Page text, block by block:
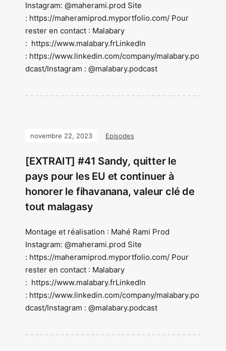
Instagram: @maherami.prod Site
: https://maheramiprod.myportfolio.com/ Pour
rester en contact : Malabary
: https://www.malabary.frLinkedIn
: https://www.linkedin.com/company/malabary.po
dcast/Instagram : @malabary.podcast
novembre 22, 2023 Episodes
[EXTRAIT] #41 Sandy, quitter le
pays pour les EU et continuer à
honorer le fihavanana, valeur clé de
tout malagasy
Montage et réalisation : Mahé Rami Prod
Instagram: @maherami.prod Site
: https://maheramiprod.myportfolio.com/ Pour
rester en contact : Malabary
: https://www.malabary.frLinkedIn
: https://www.linkedin.com/company/malabary.po
dcast/Instagram : @malabary.podcast